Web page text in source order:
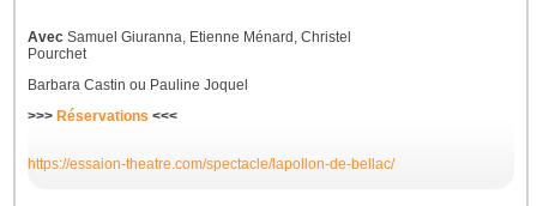
Avec Samuel Giuranna, Etienne Ménard, Christel
Pourchet
Barbara Castin ou Pauline Joquel
>>> Réservations <<<
https://essaion-theatre.com/spectacle/lapollon-de-bellac/